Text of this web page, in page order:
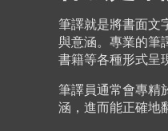
筆譯就是將書面文
與意涵。專業的筆
書籍等各種形式呈
筆譯員通常會專精
涵，進而能正確地